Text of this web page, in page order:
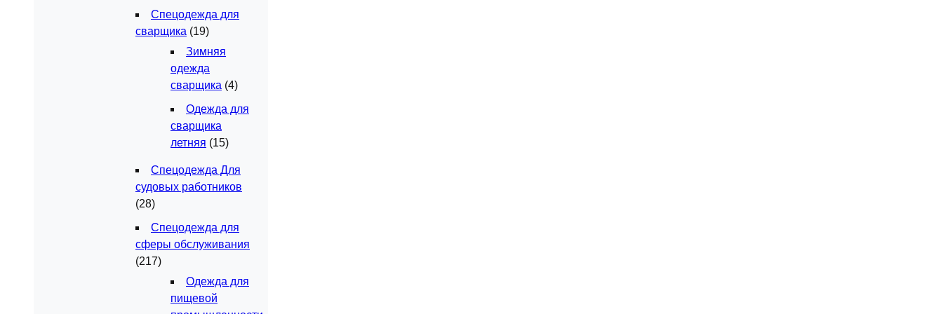
Спецодежда для
сварщика (19)
Зимняя
одежда
сварщика (4)
Одежда для
сварщика
летняя (15)
Спецодежда Для
судовых работников
(28)
Спецодежда для
сферы обслуживания
(217)
Одежда для
пищевой